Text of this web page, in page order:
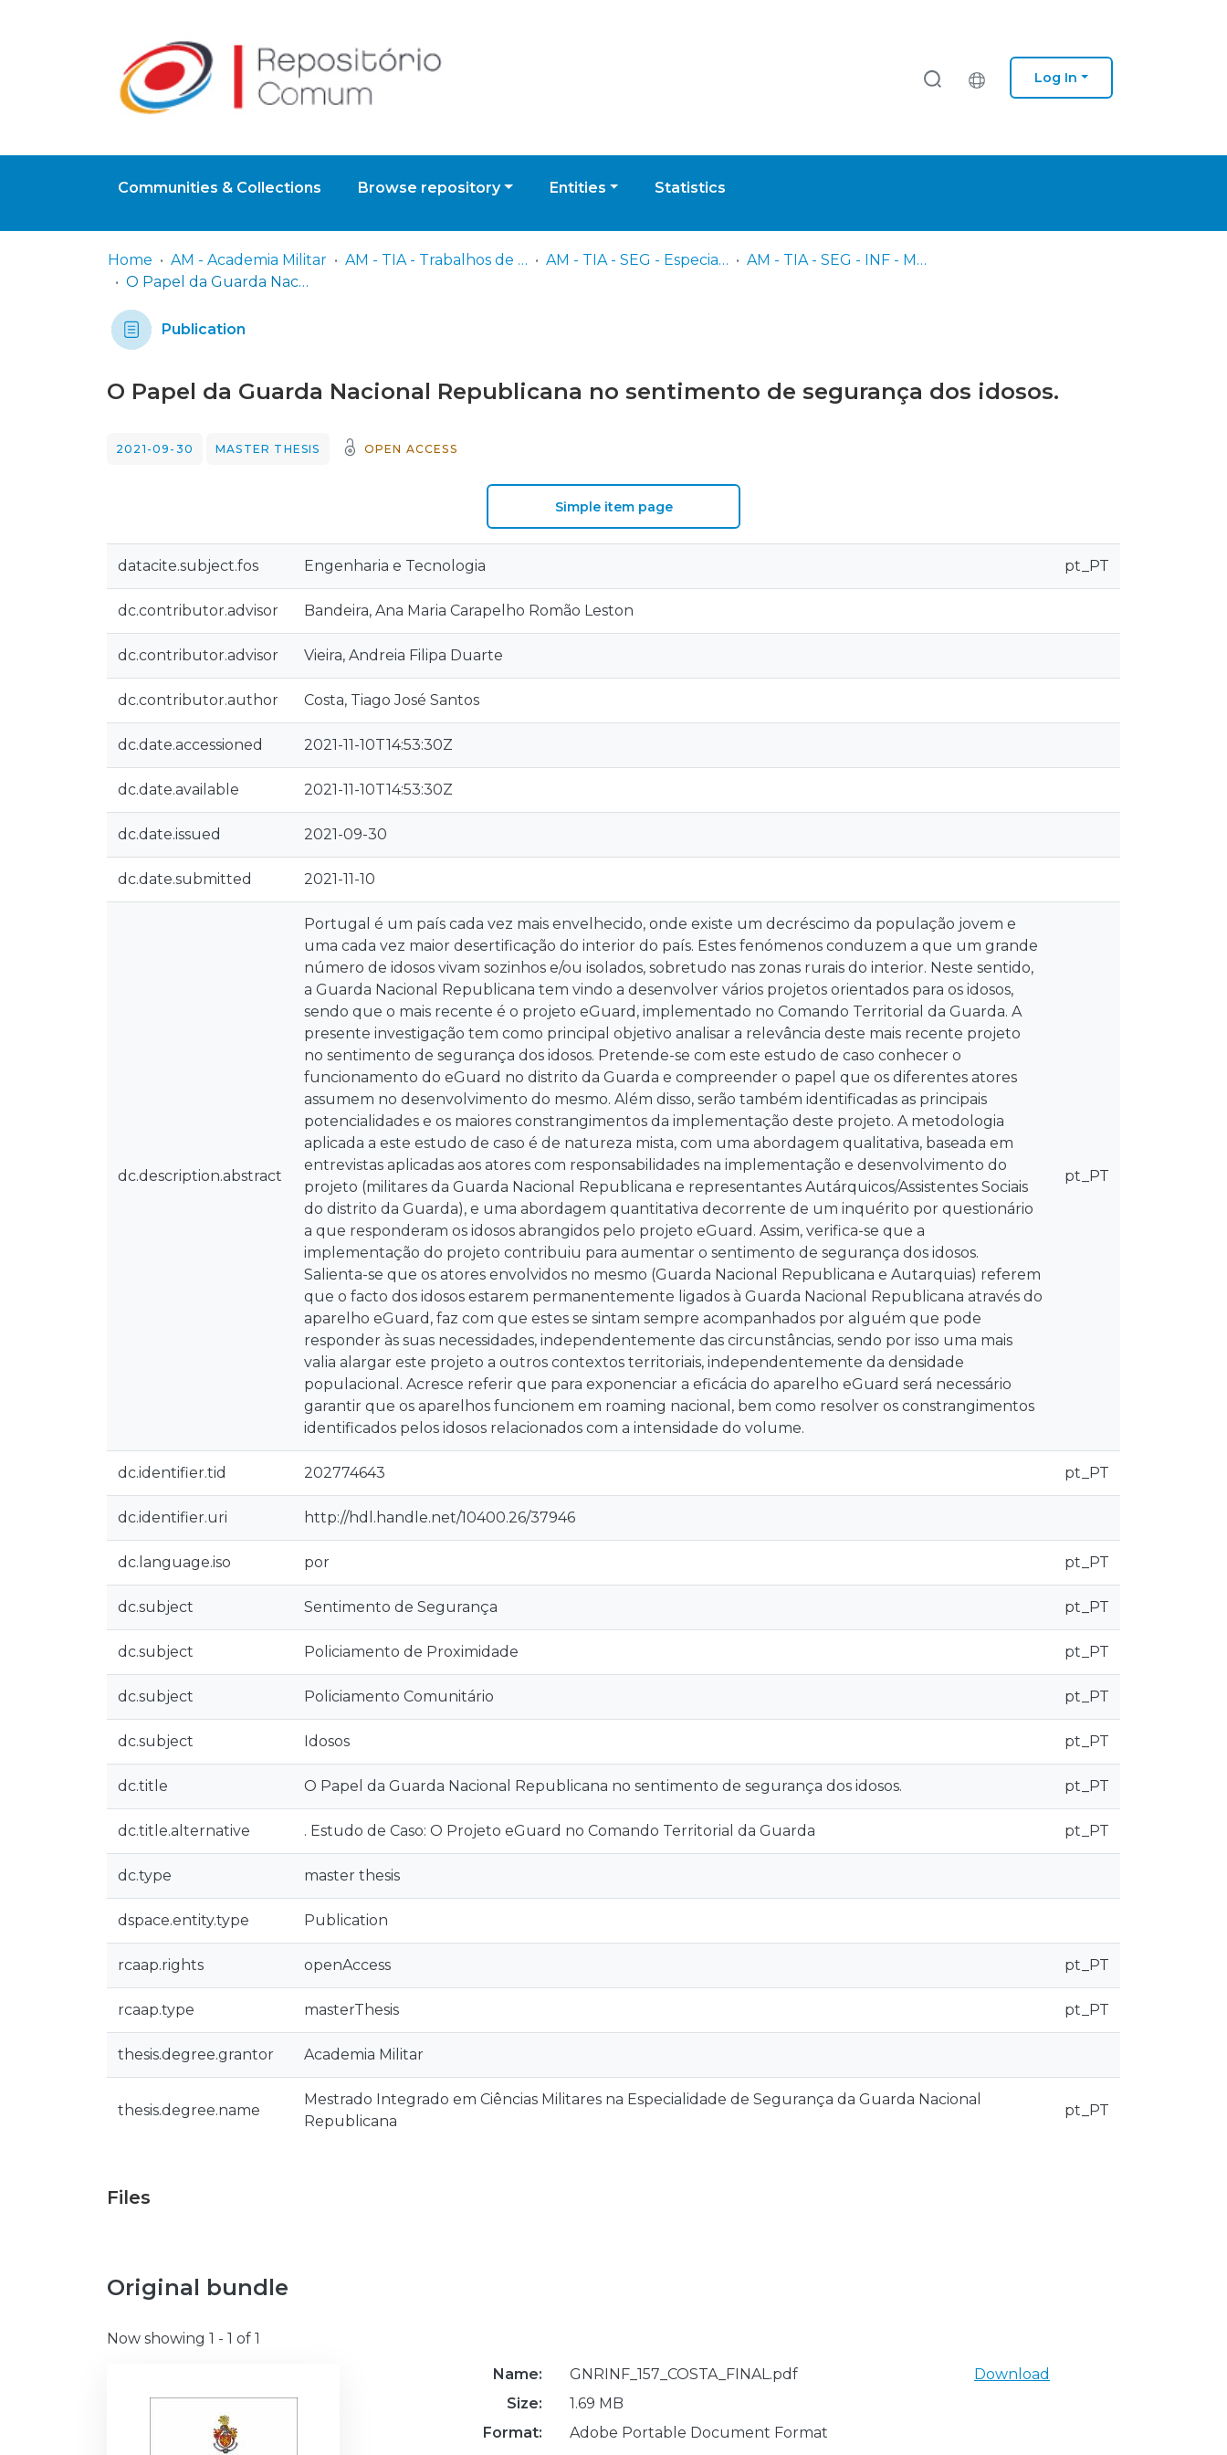
Log In
Communities & Collections Browse repository Entities Statistics
Home AM - Academia Militar AM - TIA - Trabalhos de Investigação Aplicada AM - TIA - SEG - Especialidade de Segurança (GNR)
AM - TIA - SEG - INF - M - Mestrado em Ciências Militares na Especialidade de Segurança em Infantaria (GNR)
O Papel da Guarda Nacional Republicana no sentimento de segurança dos idosos.
Publication
O Papel da Guarda Nacional Republicana no sentimento de segurança dos idosos.
2021-09-30 MASTER THESIS OPEN ACCESS
Simple item page
datacite.subject.fos Engenharia e Tecnologia pt_PT
dc.contributor.advisor Bandeira, Ana Maria Carapelho Romão Leston
dc.contributor.advisor Vieira, Andreia Filipa Duarte
dc.contributor.author Costa, Tiago José Santos
dc.date.accessioned 2021-11-10T14:53:30Z
dc.date.available 2021-11-10T14:53:30Z
dc.date.issued 2021-09-30
dc.date.submitted 2021-11-10
dc.description.abstract
Portugal é um país cada vez mais envelhecido, onde existe um decréscimo da população jovem e
uma cada vez maior desertificação do interior do país. Estes fenómenos conduzem a que um grande
número de idosos vivam sozinhos e/ou isolados, sobretudo nas zonas rurais do interior. Neste sentido,
a Guarda Nacional Republicana tem vindo a desenvolver vários projetos orientados para os idosos,
sendo que o mais recente é o projeto eGuard, implementado no Comando Territorial da Guarda. A
presente investigação tem como principal objetivo analisar a relevância deste mais recente projeto
no sentimento de segurança dos idosos. Pretende-se com este estudo de caso conhecer o
funcionamento do eGuard no distrito da Guarda e compreender o papel que os diferentes atores
assumem no desenvolvimento do mesmo. Além disso, serão também identificadas as principais
potencialidades e os maiores constrangimentos da implementação deste projeto. A metodologia
aplicada a este estudo de caso é de natureza mista, com uma abordagem qualitativa, baseada em
entrevistas aplicadas aos atores com responsabilidades na implementação e desenvolvimento do
projeto (militares da Guarda Nacional Republicana e representantes Autárquicos/Assistentes Sociais
do distrito da Guarda), e uma abordagem quantitativa decorrente de um inquérito por questionário
a que responderam os idosos abrangidos pelo projeto eGuard. Assim, verifica-se que a
implementação do projeto contribuiu para aumentar o sentimento de segurança dos idosos.
Salienta-se que os atores envolvidos no mesmo (Guarda Nacional Republicana e Autarquias) referem
que o facto dos idosos estarem permanentemente ligados à Guarda Nacional Republicana através do
aparelho eGuard, faz com que estes se sintam sempre acompanhados por alguém que pode
responder às suas necessidades, independentemente das circunstâncias, sendo por isso uma mais
valia alargar este projeto a outros contextos territoriais, independentemente da densidade
populacional. Acresce referir que para exponenciar a eficácia do aparelho eGuard será necessário
garantir que os aparelhos funcionem em roaming nacional, bem como resolver os constrangimentos
identificados pelos idosos relacionados com a intensidade do volume.
pt_PT
dc.identifier.tid 202774643 pt_PT
dc.identifier.uri http://hdl.handle.net/10400.26/37946
dc.language.iso por pt_PT
dc.subject Sentimento de Segurança pt_PT
dc.subject Policiamento de Proximidade pt_PT
dc.subject Policiamento Comunitário pt_PT
dc.subject Idosos pt_PT
dc.title O Papel da Guarda Nacional Republicana no sentimento de segurança dos idosos. pt_PT
dc.title.alternative . Estudo de Caso: O Projeto eGuard no Comando Territorial da Guarda pt_PT
dc.type master thesis
dspace.entity.type Publication
rcaap.rights openAccess pt_PT
rcaap.type masterThesis pt_PT
thesis.degree.grantor Academia Militar
thesis.degree.name
Mestrado Integrado em Ciências Militares na Especialidade de Segurança da Guarda Nacional
Republicana
pt_PT
Files
Original bundle
Now showing 1 - 1 of 1
Name:
GNRINF_157_COSTA_FINAL.pdf
Size:
1.69 MB
Format:
Adobe Portable Document Format
Download